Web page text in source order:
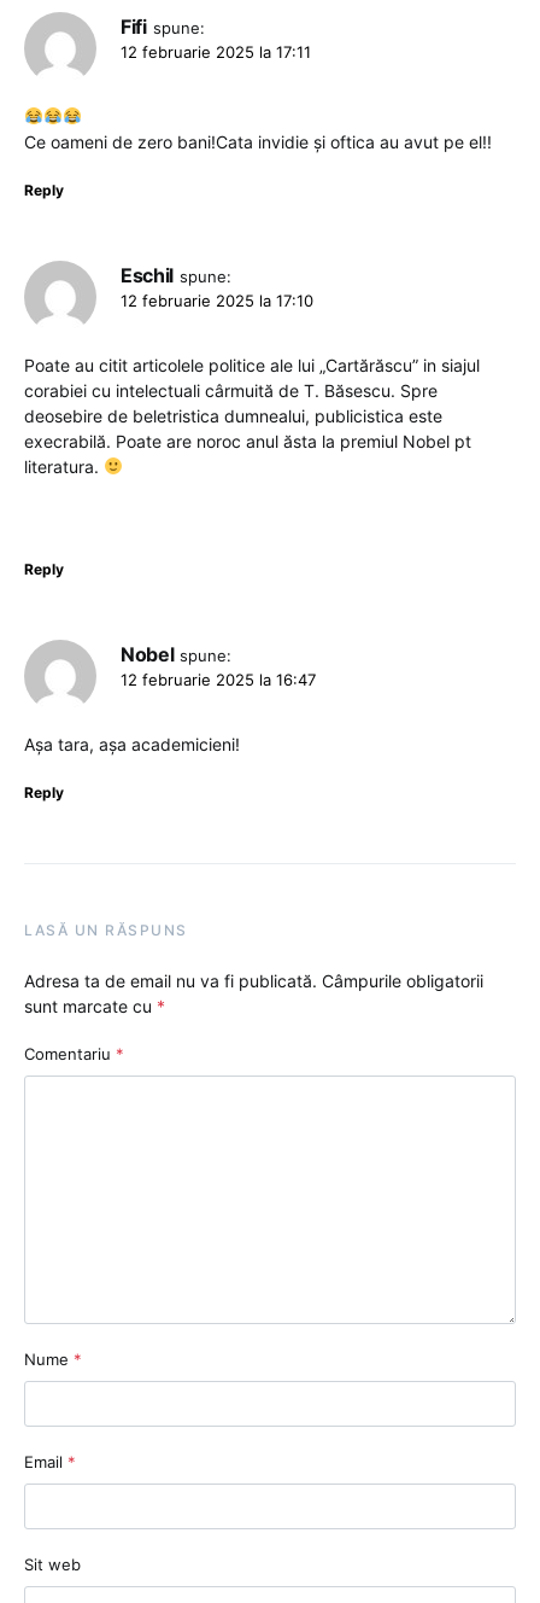
Fifi spune:
12 februarie 2025 la 17:11
Ce oameni de zero bani!Cata invidie și oftica au avut pe el!!
Reply
Eschil spune:
12 februarie 2025 la 17:10
Poate au citit articolele politice ale lui „Cartărăscu” in siajul
corabiei cu intelectuali cârmuită de T. Băsescu. Spre
deosebire de beletristica dumnealui, publicistica este
execrabilă. Poate are noroc anul ăsta la premiul Nobel pt
literatura.
Reply
Nobel spune:
12 februarie 2025 la 16:47
Așa tara, așa academicieni!
Reply
LASĂ UN RĂSPUNS
Adresa ta de email nu va fi publicată. Câmpurile obligatorii
sunt marcate cu *
Comentariu *
Nume *
Email *
Sit web